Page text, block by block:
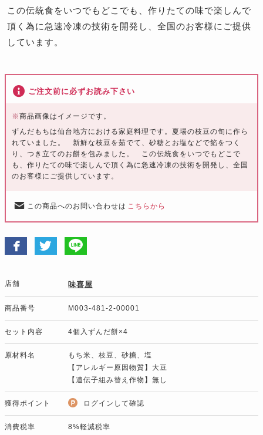
この伝統食をいつでもどこでも、作りたての味で楽しんで
頂く為に急速冷凍の技術を開発し、全国のお客様にご提供
しています。
ご注文前に必ずお読み下さい
※商品画像はイメージです。
ずんだもちは仙台地方における家庭料理です。夏場の枝豆の旬に作ら
れていました。 新鮮な枝豆を茹でて、砂糖とお塩などで餡をつく
り、つき立てのお餅を包みました。 この伝統食をいつでもどこで
も、作りたての味で楽しんで頂く為に急速冷凍の技術を開発し、全国
のお客様にご提供しています。
この商品へのお問い合わせは こちらから
店舗 味喜屋
商品番号 M003-481-2-00001
セット内容 4個入ずんだ餅×4
原材料名
もち米、枝豆、砂糖、塩
【アレルギー原因物質】 大豆
【遺伝子組み替え作物】 無し
獲得ポイント ログインして確認
消費税率 8%軽減税率